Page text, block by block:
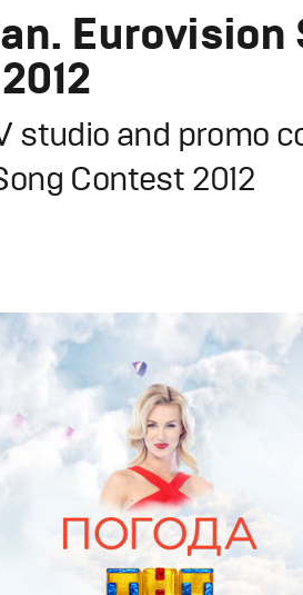
Eurovision
studio and promo
Contest 2012
Моушн-дизайн ,Промо